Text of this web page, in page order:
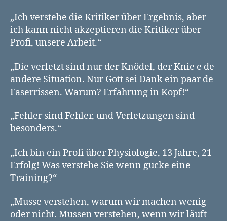
„Ich verstehe die Kritiker über Ergebnis, aber
ich kann nicht akzeptieren die Kritiker über
Profi, unsere Arbeit.“
„Die verletzt sind nur der Knödel, der Knie e de
andere Situation. Nur Gott sei Dank ein paar de
Faserrissen. Warum? Erfahrung in Kopf!“
„Fehler sind Fehler, und Verletzungen sind
besonders.“
„Ich bin ein Profi über Physiologie, 13 Jahre, 21
Erfolg! Was verstehe Sie wenn gucke eine
Training?“
„Musse verstehen, warum wir machen wenig
oder nicht. Mussen verstehen, wenn wir läuft